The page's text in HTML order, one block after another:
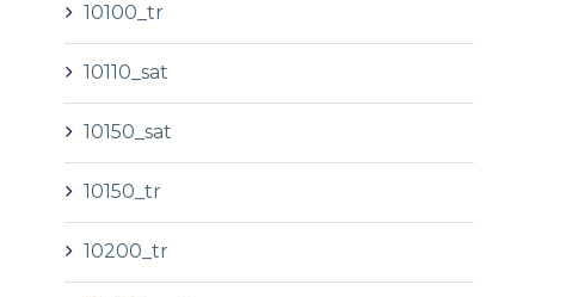
10100_tr
10110_sat
10150_sat
10150_tr
10200_tr